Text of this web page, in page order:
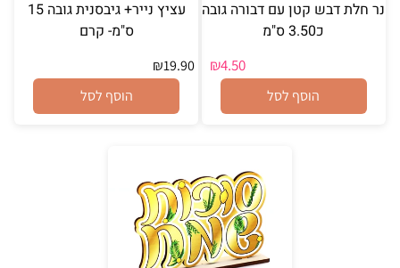
נר חלת דבש קטן עם דבורה גובה
כ3.50 ס"מ
₪4.50
הוסף לסל
עציץ נייר+ גיבסנית גובה 15
ס"מ- קרם
₪19.90
הוסף לסל